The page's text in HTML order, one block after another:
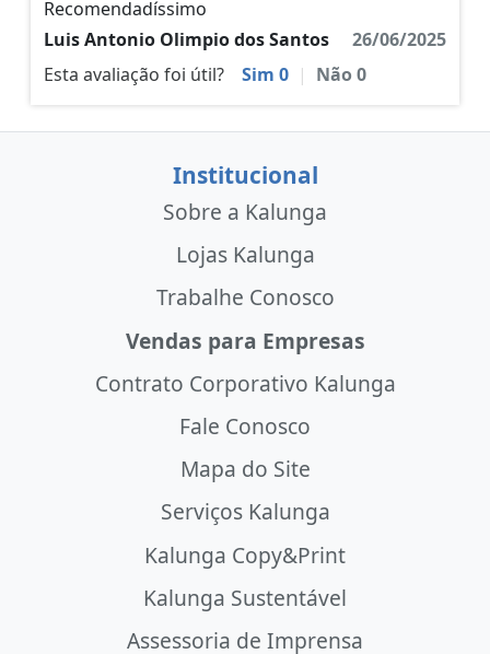
Recomendadíssimo
Luis Antonio Olimpio dos Santos
26/06/2025
Esta avaliação foi útil?
Sim 0 | Não0
Institucional
Sobre a Kalunga
Lojas Kalunga
Trabalhe Conosco
Vendas para Empresas
Contrato Corporativo Kalunga
Fale Conosco
Mapa do Site
Serviços Kalunga
Kalunga Copy&Print
Kalunga Sustentável
Assessoria de Imprensa